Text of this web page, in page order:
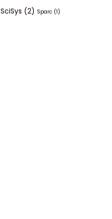
SciSys (2) Sparc (1)